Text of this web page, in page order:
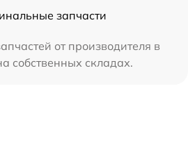
запчасти
от производителя в
собственных складах.